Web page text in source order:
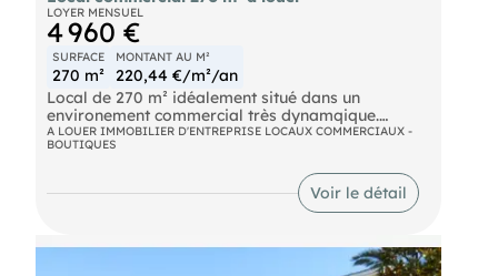
LOYER MENSUEL
4 960 €
SURFACE
270 m²
MONTANT AU M²
220,44 €/m²/an
Local de 270 m² idéalement situé dans un
environement commercial très dynamqique.
Ancien restaurant, avec espace cuisine et espace
salle. bien aux normes ERP, avec deux entrées
séparées et doubles façades vitrées. 8 places de
stationnement privatives sont disponibles.
Beacoup d'activités sont possibles sur ce bien. Pas
A LOUER IMMOBILIER D'ENTREPRISE LOCAUX COMMERCIAUX -
BOUTIQUES
Voir le détail